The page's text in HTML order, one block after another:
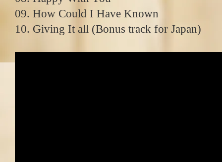
09. How Could I Have Known
10. Giving It all (Bonus track for Japan)